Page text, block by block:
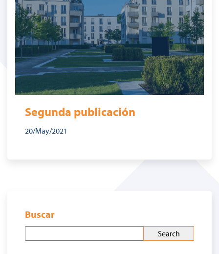
Segunda publicación
20/May/2021
Buscar